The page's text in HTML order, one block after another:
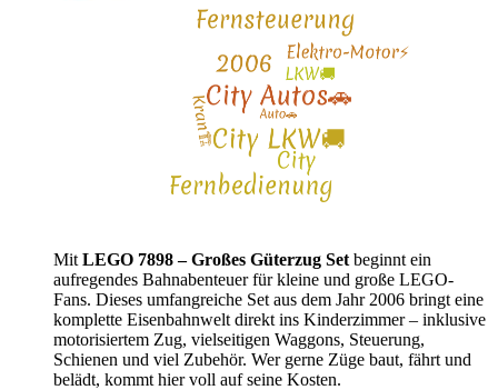
Mit LEGO 7898 – Großes Güterzug Set beginnt ein
aufregendes Bahnabenteuer für kleine und große LEGO-
Fans. Dieses umfangreiche Set aus dem Jahr 2006 bringt eine
komplette Eisenbahnwelt direkt ins Kinderzimmer – inklusive
motorisiertem Zug, vielseitigen Waggons, Steuerung,
Schienen und viel Zubehör. Wer gerne Züge baut, fährt und
belädt, kommt hier voll auf seine Kosten.